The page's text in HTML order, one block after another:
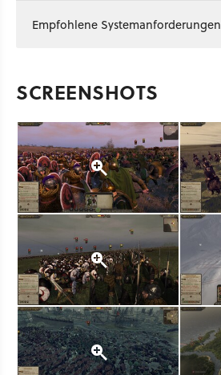
Empfohlene Systemanforderungen
SCREENSHOTS